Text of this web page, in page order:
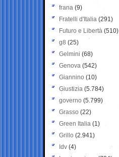
frana (9)
Fratelli d'Italia (291)
Futuro e Libertà (510)
g8 (25)
Gelmini (68)
Genova (542)
Giannino (10)
Giustizia (5.784)
governo (5.799)
Grasso (22)
Green Italia (1)
Grillo (2.941)
Idv (4)